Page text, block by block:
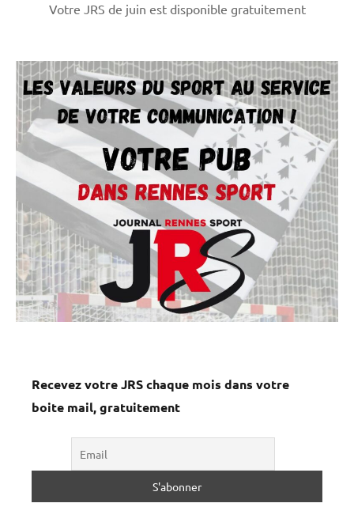
Votre JRS de juin est disponible gratuitement
Recevez votre JRS chaque mois dans votre
boite mail, gratuitement